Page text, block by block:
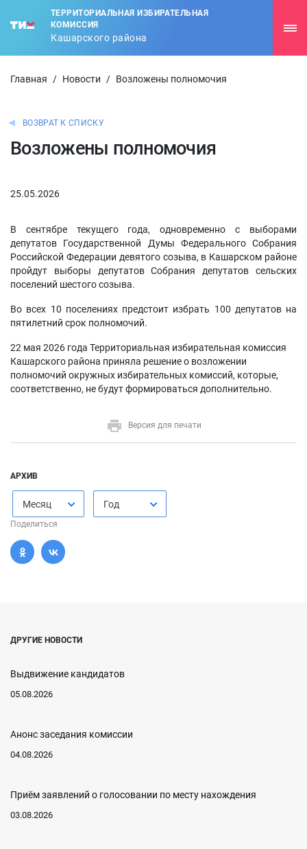
ТЕРРИТОРИАЛЬНАЯ ИЗБИРАТЕЛЬНАЯ
КОМИССИЯ
Кашарского района
Главная / Новости / Возложены полномочия
ВОЗВРАТ К СПИСКУ
Возложены полномочия
25.05.2026
В сентябре текущего года, одновременно с выборами
депутатов Государственной Думы Федерального Собрания
Российской Федерации девятого созыва, в Кашарском районе
пройдут выборы депутатов Собрания депутатов сельских
поселений шестого созыва.
Во всех 10 поселениях предстоит избрать 100 депутатов на
пятилетний срок полномочий.
22 мая 2026 года Территориальная избирательная комиссия
Кашарского района приняла решение о возложении
полномочий окружных избирательных комиссий, которые,
соответственно, не будут формироваться дополнительно.
Версия для печати
АРХИВ
Месяц Год
Поделиться
ДРУГИЕ НОВОСТИ
Выдвижение кандидатов
05.08.2026
Анонс заседания комиссии
04.08.2026
Приём заявлений о голосовании по месту нахождения
03.08.2026